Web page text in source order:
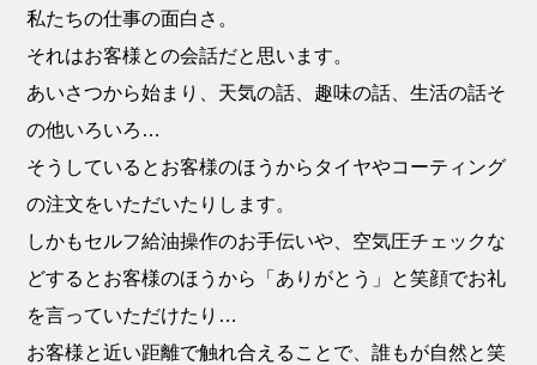
私たちの仕事の面白さ。
それはお客様との会話だと思います。
あいさつから始まり、天気の話、趣味の話、生活の話そ
の他いろいろ…
そうしているとお客様のほうからタイヤやコーティング
の注文をいただいたりします。
しかもセルフ給油操作のお手伝いや、空気圧チェックな
どするとお客様のほうから「ありがとう」と笑顔でお礼
を言っていただけたり…
お客様と近い距離で触れ合えることで、誰もが自然と笑